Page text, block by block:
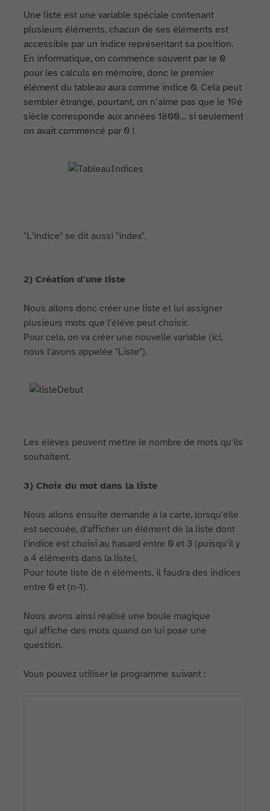
Une liste est une variable spéciale contenant
plusieurs éléments, chacun de ses éléments est
accessible par un indice représentant sa position.
En informatique, on commence souvent par le 0
pour les calculs en mémoire, donc le premier
élément du tableau aura comme indice 0. Cela peut
sembler étrange, pourtant, on n’aime pas que le 19é
siècle corresponde aux années 1800… si seulement
on avait commencé par 0 !
"L'indice" se dit aussi "index".
2) Création d'une liste
Nous allons donc créer une liste et lui assigner
plusieurs mots que l'élève peut choisir.
Pour cela, on va créer une nouvelle variable (ici,
nous l'avons appelée "Liste").
Les élèves peuvent mettre le nombre de mots qu'ils
souhaitent.
3) Choix du mot dans la liste
Nous allons ensuite demande à la carte, lorsqu'elle
est secouée, d'afficher un élément de la liste dont
l'indice est choisi au hasard entre 0 et 3 (puisqu'il y
a 4 éléments dans la liste).
Pour toute liste de n éléments, il faudra des indices
entre 0 et (n-1).
Nous avons ainsi réalisé une boule magique
qui affiche des mots quand on lui pose une
question.
Vous pouvez utiliser le programme suivant :